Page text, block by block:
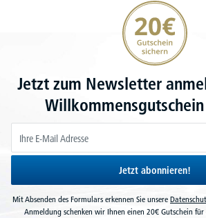
20€ Gutschein sichern
Jetzt zum Newsletter
Jetzt abonnieren!
Mit Absenden des Formulars erkennen Sie unsere
Anmeldung schenken wir Ihnen einen 20€ Gutschein für